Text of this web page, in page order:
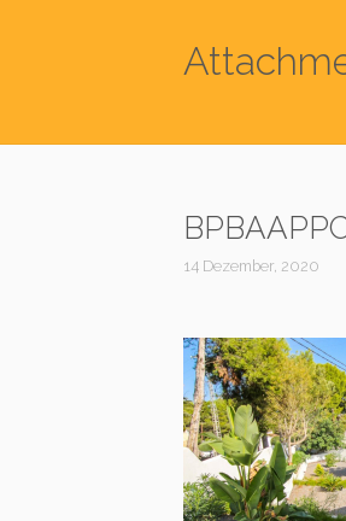
14 Dezember, 2020